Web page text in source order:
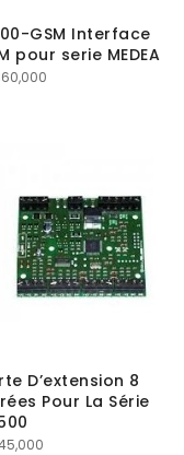
GSM Interface
pour serie MEDEA
D’extension 8
Pour La Série